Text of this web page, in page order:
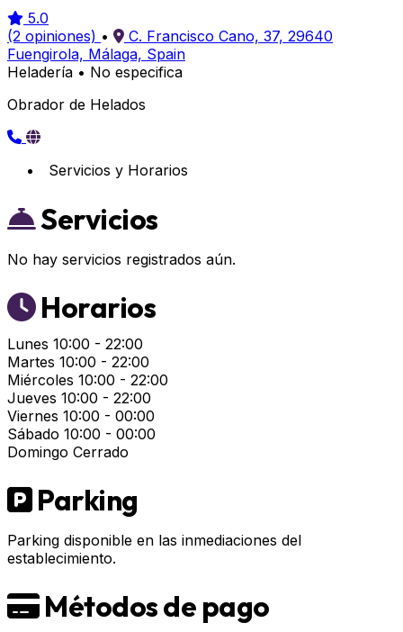
5.0
(2 opiniones) •
C. Francisco Cano, 37, 29640
Fuengirola, Málaga, Spain
Heladería • No especifica
Obrador de Helados
Servicios y Horarios
Servicios
No hay servicios registrados aún.
Horarios
Lunes 10:00 - 22:00
Martes 10:00 - 22:00
Miércoles 10:00 - 22:00
Jueves 10:00 - 22:00
Viernes 10:00 - 00:00
Sábado 10:00 - 00:00
Domingo Cerrado
Parking
Parking disponible en las inmediaciones del
establecimiento.
Métodos de pago